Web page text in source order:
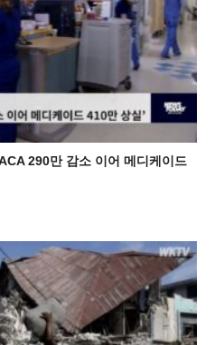
290만 감소 이어 메디케이드